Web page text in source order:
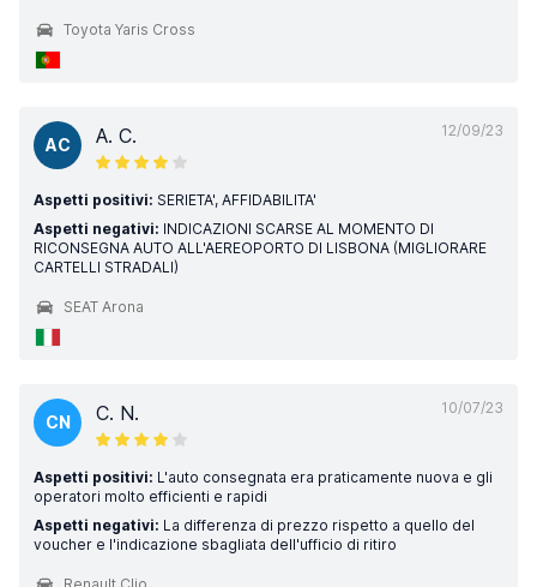
Toyota Yaris Cross
12/09/23
AC A. C.
Aspetti positivi: SERIETA', AFFIDABILITA'
Aspetti negativi: INDICAZIONI SCARSE AL MOMENTO DI
RICONSEGNA AUTO ALL'AEREOPORTO DI LISBONA (MIGLIORARE
CARTELLI STRADALI)
SEAT Arona
10/07/23
CN C. N.
Aspetti positivi: L'auto consegnata era praticamente nuova e gli
operatori molto efficienti e rapidi
Aspetti negativi: La differenza di prezzo rispetto a quello del
voucher e l'indicazione sbagliata dell'ufficio di ritiro